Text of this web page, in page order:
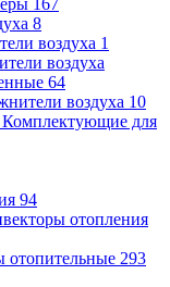
167
8
воздуха 1
воздуха
64
воздуха 10
Комплектующие для
94
отопления
отопительные 293